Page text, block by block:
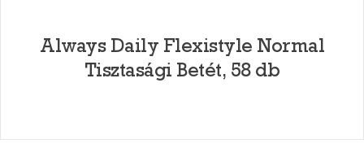
Always Daily Flexistyle Normal
Tisztasági Betét, 58 db